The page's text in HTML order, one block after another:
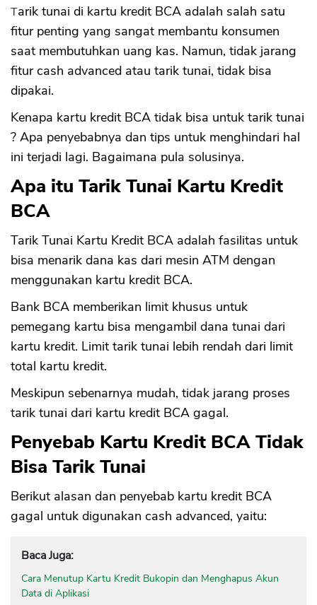
Tarik tunai di kartu kredit BCA adalah salah satu
fitur penting yang sangat membantu konsumen
saat membutuhkan uang kas. Namun, tidak jarang
fitur cash advanced atau tarik tunai, tidak bisa
dipakai.
Kenapa kartu kredit BCA tidak bisa untuk tarik tunai
? Apa penyebabnya dan tips untuk menghindari hal
ini terjadi lagi. Bagaimana pula solusinya.
Apa itu Tarik Tunai Kartu Kredit
BCA
Tarik Tunai Kartu Kredit BCA adalah fasilitas untuk
bisa menarik dana kas dari mesin ATM dengan
menggunakan kartu kredit BCA.
Bank BCA memberikan limit khusus untuk
pemegang kartu bisa mengambil dana tunai dari
kartu kredit. Limit tarik tunai lebih rendah dari limit
total kartu kredit.
Meskipun sebenarnya mudah, tidak jarang proses
tarik tunai dari kartu kredit BCA gagal.
Penyebab Kartu Kredit BCA Tidak
Bisa Tarik Tunai
Berikut alasan dan penyebab kartu kredit BCA
gagal untuk digunakan cash advanced, yaitu:
Baca Juga:
Cara Menutup Kartu Kredit Bukopin dan Menghapus Akun
Data di Aplikasi